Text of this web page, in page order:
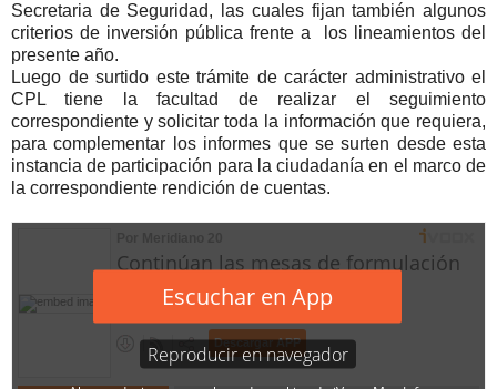
Secretaria de Seguridad, las cuales fijan también algunos
criterios de inversión pública frente a
los lineamientos del
presente año.
Luego de surtido este trámite de carácter administrativo el
CPL tiene la facultad de realizar el seguimiento
correspondiente y solicitar toda la información que requiera,
para complementar los informes que se surten desde esta
instancia de participación para la ciudadanía en el marco de
la correspondiente rendición de cuentas.